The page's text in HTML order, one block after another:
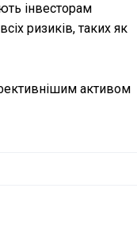
інвесторам
ризиків, таких як
активом